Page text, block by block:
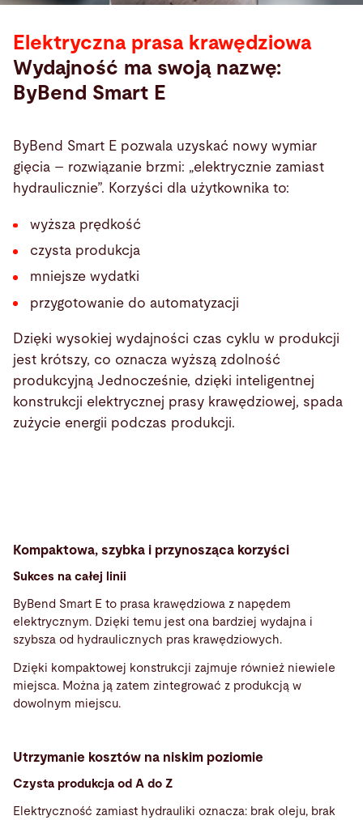
Elektryczna prasa krawędziowa
Wydajność ma swoją nazwę:
ByBend Smart E
ByBend Smart E pozwala uzyskać nowy wymiar
gięcia – rozwiązanie brzmi: „elektrycznie zamiast
hydraulicznie”. Korzyści dla użytkownika to:
wyższa prędkość
czysta produkcja
mniejsze wydatki
przygotowanie do automatyzacji
Dzięki wysokiej wydajności czas cyklu w produkcji
jest krótszy, co oznacza wyższą zdolność
produkcyjną Jednocześnie, dzięki inteligentnej
konstrukcji elektrycznej prasy krawędziowej, spada
zużycie energii podczas produkcji.
Kompaktowa, szybka i przynosząca korzyści
Sukces na całej linii
ByBend Smart E to prasa krawędziowa z napędem
elektrycznym. Dzięki temu jest ona bardziej wydajna i
szybsza od hydraulicznych pras krawędziowych.
Dzięki kompaktowej konstrukcji zajmuje również niewiele
miejsca. Można ją zatem zintegrować z produkcją w
dowolnym miejscu.
Utrzymanie kosztów na niskim poziomie
Czysta produkcja od A do Z
Elektryczność zamiast hydrauliki oznacza: brak oleju, brak